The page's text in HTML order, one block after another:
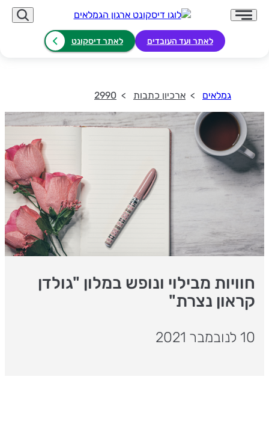
לאתר ועד העובדים לאתר דיסקונט
גמלאים ארכיון כתבות 2990
חוויות מבילוי ונופש במלון "גולדן
קראון נצרת"
10 לנובמבר 2021